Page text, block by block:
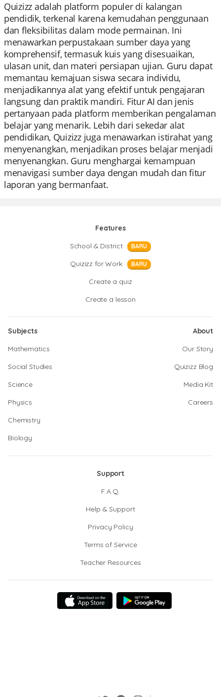
Quizizz adalah platform populer di kalangan
pendidik, terkenal karena kemudahan penggunaan
dan fleksibilitas dalam mode permainan. Ini
menawarkan perpustakaan sumber daya yang
komprehensif, termasuk kuis yang disesuaikan,
ulasan unit, dan materi persiapan ujian. Guru dapat
memantau kemajuan siswa secara individu,
menjadikannya alat yang efektif untuk pengajaran
langsung dan praktik mandiri. Fitur AI dan jenis
pertanyaan pada platform memberikan pengalaman
belajar yang menarik. Lebih dari sekedar alat
pendidikan, Quizizz juga menawarkan istirahat yang
menyenangkan, menjadikan proses belajar menjadi
menyenangkan. Guru menghargai kemampuan
menavigasi sumber daya dengan mudah dan fitur
laporan yang bermanfaat.
Features
School & District
BARU
Quizizz for Work BARU
Create a quiz
Create a lesson
Subjects
Mathematics
Social Studies
Science
Physics
Chemistry
Biology
About
Our Story
Quizizz Blog
Media Kit
Careers
Support
F.A.Q.
Help & Support
Privacy Policy
Terms of Service
Teacher Resources